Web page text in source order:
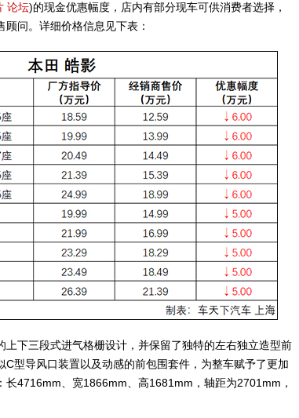
论坛)的现金优惠幅度，店内有部分现车可供消费者选择，
问。详细价格信息见下表：
下三段式进气格栅设计，并保留了独特的左右独立造型前
C型导风口装置以及动感的前包围套件，为整车赋予了更加
长4716mm、宽1866mm、高1681mm，轴距为2701mm，